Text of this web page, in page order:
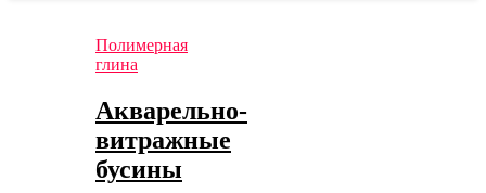
Полимерная
глина
Акварельно-
витражные
бусины